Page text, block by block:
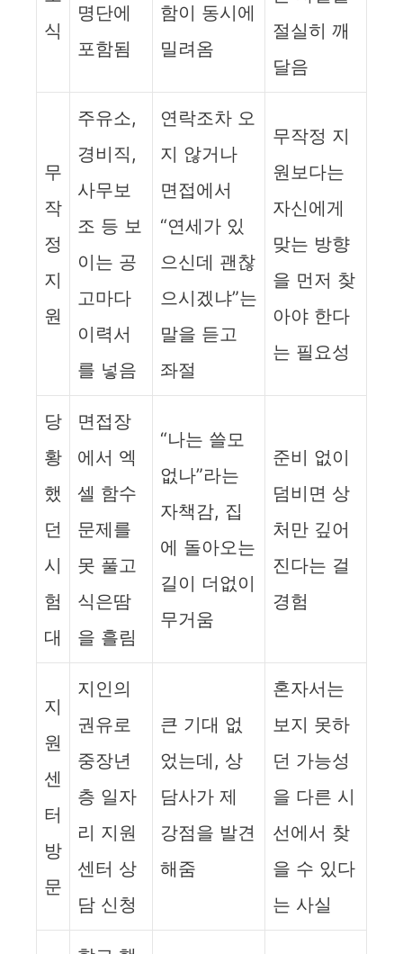
식
명단에
포함됨
함이 동시에
밀려옴
절실히 깨
달음
무
작
정
지
원
주유소,
경비직,
사무보
조 등 보
이는 공
고마다
이력서
를 넣음
연락조차 오
지 않거나
면접에서
“연세가 있
으신데 괜찮
으시겠냐”는
말을 듣고
좌절
무작정 지
원보다는
자신에게
맞는 방향
을 먼저 찾
아야 한다
는 필요성
당
황
했
던
시
험
대
면접장
에서 엑
셀 함수
문제를
못 풀고
식은땀
을 흘림
“나는 쓸모
없나”라는
자책감, 집
에 돌아오는
길이 더없이
무거움
준비 없이
덤비면 상
처만 깊어
진다는 걸
경험
지
원
센
터
방
문
지인의
권유로
중장년
층 일자
리 지원
센터 상
담 신청
큰 기대 없
었는데, 상
담사가 제
강점을 발견
해줌
혼자서는
보지 못하
던 가능성
을 다른 시
선에서 찾
을 수 있다
는 사실